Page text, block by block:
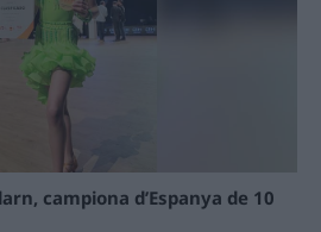
campiona d’Espanya de 10